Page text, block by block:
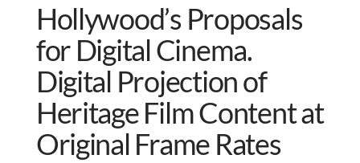
Hollywood’s Proposals
for Digital Cinema.
Digital Projection of
Heritage Film Content at
Original Frame Rates